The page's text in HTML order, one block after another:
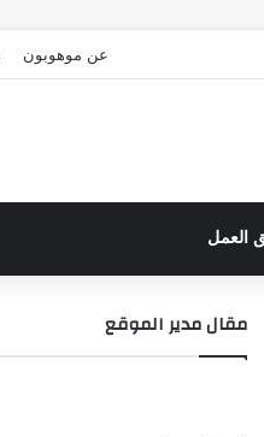
عن موهوبون
العمل
مقال مدير الموقع